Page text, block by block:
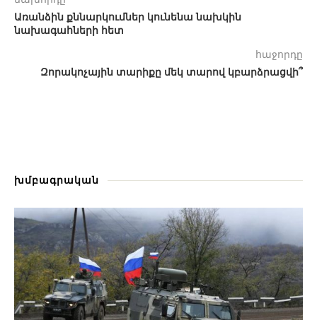
Առանձին քննարկումներ կունենա նախկին
նախագահների հետ
հաջորդը
Զորակոչային տարիքը մեկ տարով կբարձրացվի՞
խմբագրական